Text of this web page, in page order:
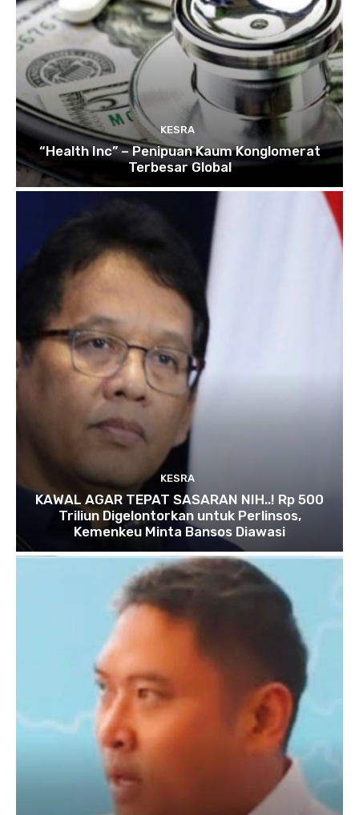
KESRA
“Health Inc” – Penipuan Kaum Konglomerat
Terbesar Global
KESRA
KAWAL AGAR TEPAT SASARAN NIH..! Rp 500
Triliun Digelontorkan untuk Perlinsos,
Kemenkeu Minta Bansos Diawasi